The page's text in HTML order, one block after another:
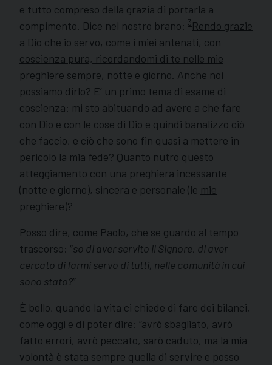
e tutto compreso della grazia di portarla a
compimento. Dice nel nostro brano: 3Rendo grazie
a Dio che io servo, come i miei antenati, con
coscienza pura, ricordandomi di te nelle mie
preghiere sempre, notte e giorno. Anche noi
possiamo dirlo? E’ un primo tema di esame di
coscienza: mi sto abituando ad avere a che fare
con Dio e con le cose di Dio e quindi banalizzo ciò
che faccio, e ciò che sono fin quasi a mettere in
pericolo la mia fede? Quanto nutro questo
atteggiamento con una preghiera incessante
(notte e giorno), sincera e personale (le mie
preghiere)?
Posso dire, come Paolo, che se guardo al tempo
trascorso: “so di aver servito il Signore, di aver
cercato di farmi servo di tutti, nelle comunità in cui
sono stato?”
È bello, quando la vita ci chiede di fare dei bilanci,
come oggi e di poter dire: “avrò sbagliato, avrò
fatto errori, avrò peccato, sarò caduto, ma la mia
volontà è stata sempre quella di servire e posso